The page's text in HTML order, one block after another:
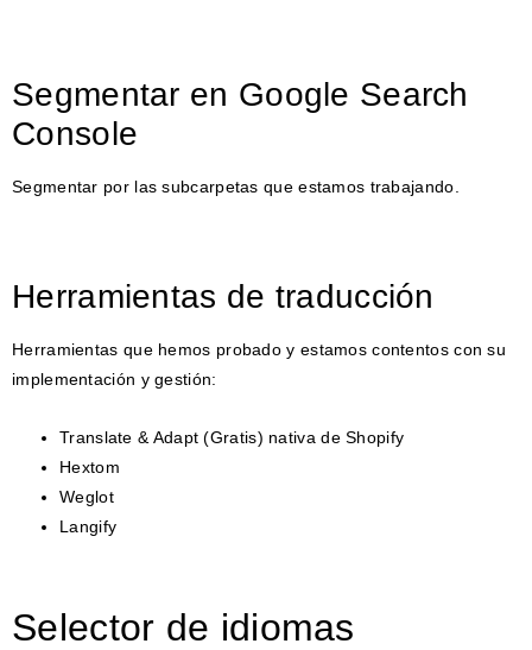
Segmentar en Google Search
Console
Segmentar por las subcarpetas que estamos trabajando.
Herramientas de traducción
Herramientas que hemos probado y estamos contentos con su
implementación y gestión:
Translate & Adapt (Gratis) nativa de Shopify
Hextom
Weglot
Langify
Selector de idiomas